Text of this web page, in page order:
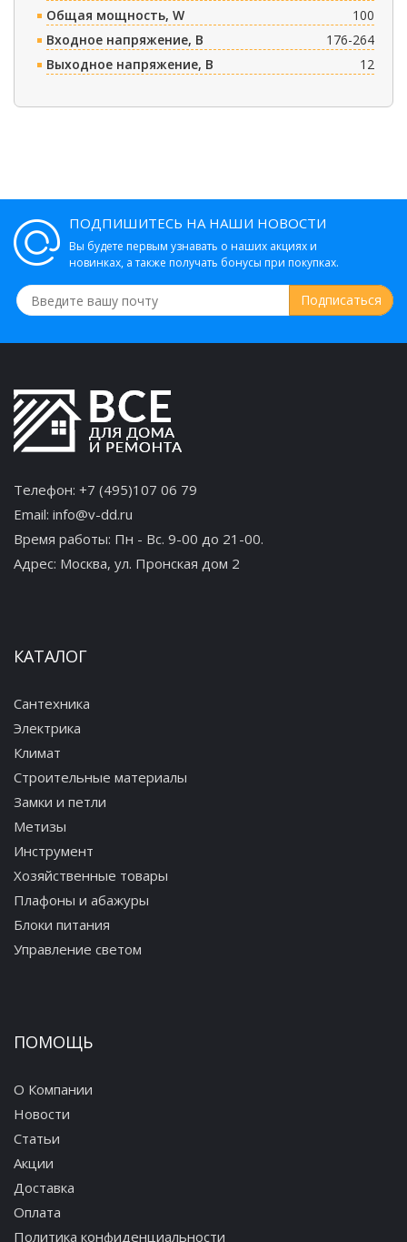
Общая мощность, W
100
Входное напряжение, В
176-264
Выходное напряжение, В
12
ПОДПИШИТЕСЬ НА НАШИ НОВОСТИ
Вы будете первым узнавать о наших акциях и
новинках, а также получать бонусы при покупках.
Телефон: +7 (495)107 06 79
Email: info@v-dd.ru
Время работы: Пн - Вс. 9-00 до 21-00.
Адрес: Москва, ул. Пронская дом 2
КАТАЛОГ
Сантехника
Электрика
Климат
Строительные материалы
Замки и петли
Метизы
Инструмент
Хозяйственные товары
Плафоны и абажуры
Блоки питания
Управление светом
ПОМОЩЬ
О Компании
Новости
Статьи
Акции
Доставка
Оплата
Политика конфиденциальности